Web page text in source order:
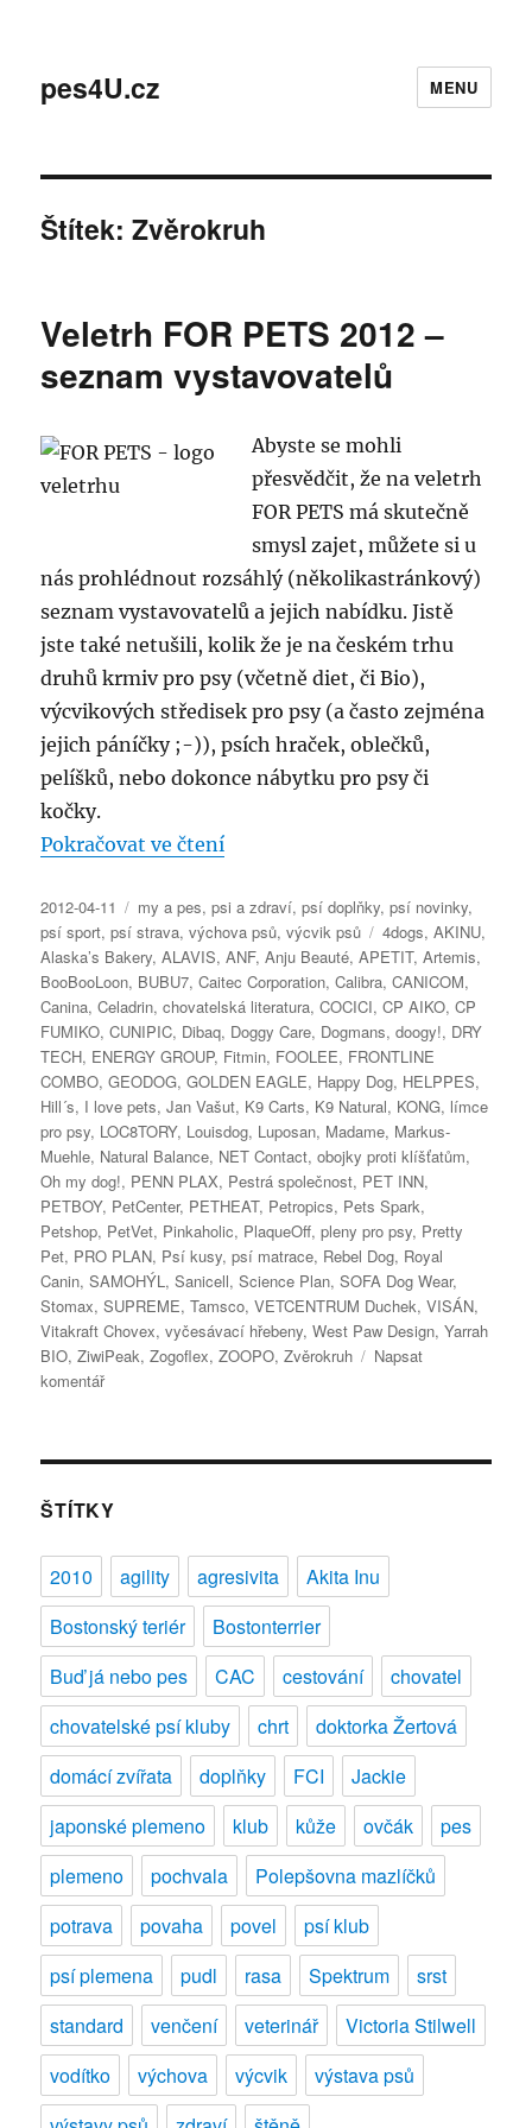
pes4U.cz MENU
Štítek:Zvěrokruh
Veletrh FOR PETS 2012 –
seznam vystavovatelů
Abyste se mohli
přesvědčit, že na veletrh
FOR PETS má skutečně
smysl zajet, můžete si u
nás prohlédnout rozsáhlý (několikastránkový)
seznam vystavovatelů a jejich nabídku. Jistě
jste také netušili, kolik že je na českém trhu
druhů krmiv pro psy (včetně diet, či Bio),
výcvikových středisek pro psy (a často zejména
jejich páníčky ;-)), psích hraček, oblečků,
pelíšků, nebo dokonce nábytku pro psy či
kočky.
Pokračovat ve čtení„Veletrh FOR PETS 2012 –
Publikováno:
2012-04-11 Rubriky:
my a pes,psi a zdraví,psí doplňky,psí novinky,
psí sport,psí strava,výchova psů,výcvik psů Štítky:
4dogs,AKINU,
Alaska’s Bakery,ALAVIS,ANF,Anju Beauté,APETIT,Artemis,
BooBooLoon, BUBU7,Caitec Corporation,Calibra,CANICOM,
Canina,Celadrin,chovatelská literatura,COCICI,CP AIKO,CP
FUMIKO,CUNIPIC, Dibaq, Doggy Care, Dogmans,doogy!, DRY
TECH, ENERGY GROUP, Fitmin, FOOLEE, FRONTLINE
COMBO,GEODOG,GOLDEN EAGLE, Happy Dog, HELPPES,
Hill´s, I love pets,Jan Vašut, K9 Carts, K9 Natural, KONG, límce
pro psy, LOC8TORY, Louisdog, Luposan, Madame, Markus-
Muehle, Natural Balance, NET Contact,obojky proti klíšťatům,
Oh my dog!, PENN PLAX, Pestrá společnost, PET INN,
PETBOY, PetCenter, PETHEAT, Petropics, Pets Spark,
Petshop, PetVet, Pinkaholic, PlaqueOff,pleny pro psy, Pretty
Pet, PRO PLAN, Psí kusy,psí matrace, Rebel Dog, Royal
Canin,SAMOHÝL,Sanicell,Science Plan,SOFA Dog Wear,
Stomax,SUPREME,Tamsco,VETCENTRUM Duchek,VISÁN,
Vitakraft Chovex,vyčesávací hřebeny,West Paw Design,Yarrah
BIO,ZiwiPeak,Zogoflex,ZOOPO,Zvěrokruh
Napsat
komentářpro
názvem
FOR
2012
seznam
vystavovatelů
ŠTÍTKY
2010 agility agresivita
Akita Inu
Bostonský teriér
Bostonterrier
Buď já nebo pes
CAC cestování
chovatel
chovatelské psí kluby
chrt
doktorka Žertová
domácí zvířata
doplňky FCI
Jackie
japonské plemeno
klub kůže ovčák
pes
plemeno
pochvala
Polepšovna mazlíčků
potrava
povaha povel
psí klub
psí plemena
pudl rasa Spektrum
srst
standard
venčení veterinář
Victoria Stilwell
vodítko
výchova výcvik
výstava psů